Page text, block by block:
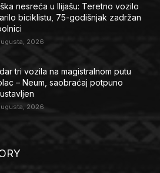
nesreća u Ilijašu: Teretno vozilo
biciklistu, 75-godišnjak zadržan
2026
tri vozila na magistralnom putu
– Neum, saobraćaj potpuno
2026